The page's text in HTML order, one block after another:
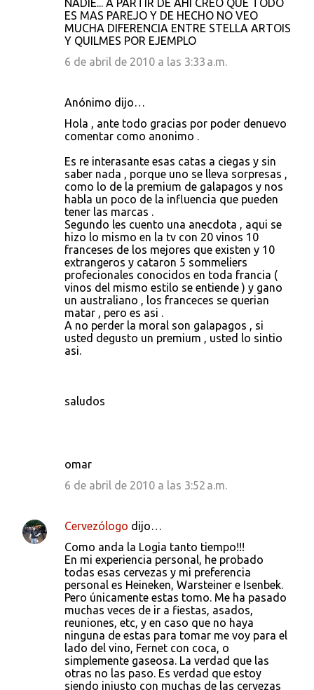
NADIE... A PARTIR DE AHI CREO QUE TODO
ES MAS PAREJO Y DE HECHO NO VEO
MUCHA DIFERENCIA ENTRE STELLA ARTOIS
Y QUILMES POR EJEMPLO
6 de abril de 2010 a las 3:33 a.m.
Anónimo dijo…
Hola , ante todo gracias por poder denuevo
comentar como anonimo .
Es re interasante esas catas a ciegas y sin
saber nada , porque uno se lleva sorpresas ,
como lo de la premium de galapagos y nos
habla un poco de la influencia que pueden
tener las marcas .
Segundo les cuento una anecdota , aqui se
hizo lo mismo en la tv con 20 vinos 10
franceses de los mejores que existen y 10
extrangeros y cataron 5 sommeliers
profecionales conocidos en toda francia (
vinos del mismo estilo se entiende ) y gano
un australiano , los franceces se querian
matar , pero es asi .
A no perder la moral son galapagos , si
usted degusto un premium , usted lo sintio
asi.
saludos
omar
6 de abril de 2010 a las 3:52 a.m.
Cervezólogo dijo…
Como anda la Logia tanto tiempo!!!
En mi experiencia personal, he probado
todas esas cervezas y mi preferencia
personal es Heineken, Warsteiner e Isenbek.
Pero únicamente estas tomo. Me ha pasado
muchas veces de ir a fiestas, asados,
reuniones, etc, y en caso que no haya
ninguna de estas para tomar me voy para el
lado del vino, Fernet con coca, o
simplemente gaseosa. La verdad que las
otras no las paso. Es verdad que estoy
siendo injusto con muchas de las cervezas